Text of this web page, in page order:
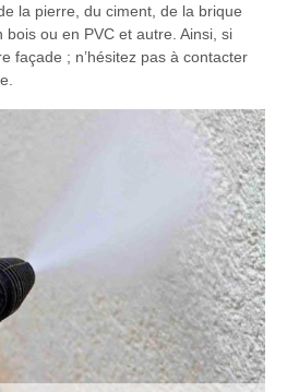
la pierre, du ciment, de la brique
ou en PVC et autre. Ainsi, si
façade ; n’hésitez pas à contacter